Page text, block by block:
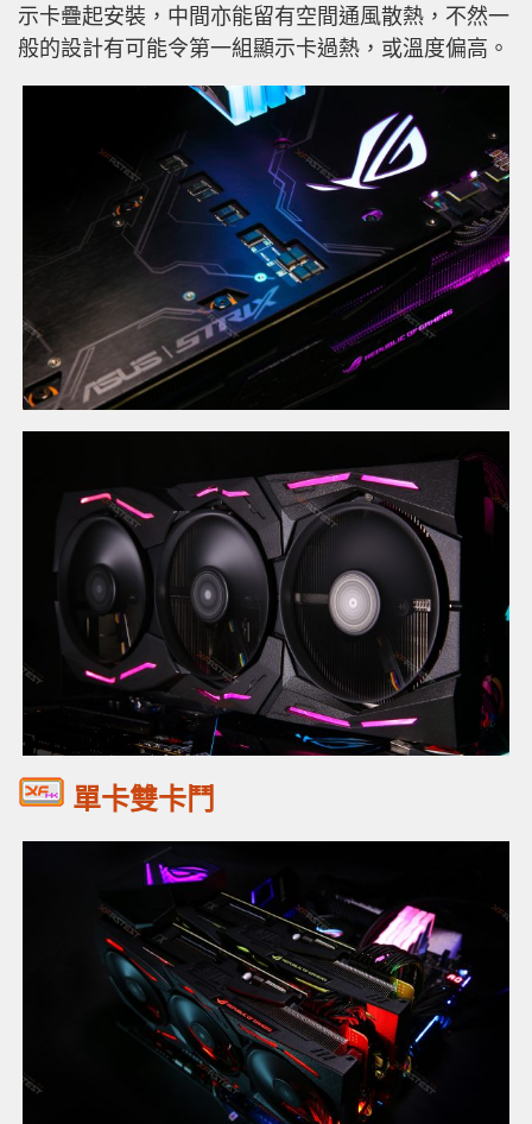
示卡疊起安裝，中間亦能留有空間通風散熱，不然一
般的設計有可能令第一組顯示卡過熱，或溫度偏高。
單卡雙卡鬥